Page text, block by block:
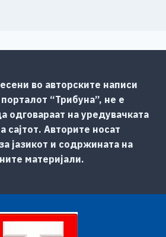
во авторските написи
“Трибуна”, не е
одговараат на уредувачката
сајтот. Авторите носат
јазикот и содржината на
материјали.